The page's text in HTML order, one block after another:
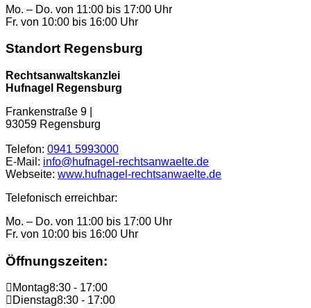
Mo. – Do. von 11:00 bis 17:00 Uhr
Fr. von 10:00 bis 16:00 Uhr
Standort Regensburg
Rechtsanwaltskanzlei
Hufnagel Regensburg
Frankenstraße 9 |
93059 Regensburg
Telefon: 0941 5993000
E-Mail: info@hufnagel-rechtsanwaelte.de
Webseite: www.hufnagel-rechtsanwaelte.de
Telefonisch erreichbar:
Mo. – Do. von 11:00 bis 17:00 Uhr
Fr. von 10:00 bis 16:00 Uhr
Öffnungszeiten:
Montag8:30 - 17:00
Dienstag8:30 - 17:00